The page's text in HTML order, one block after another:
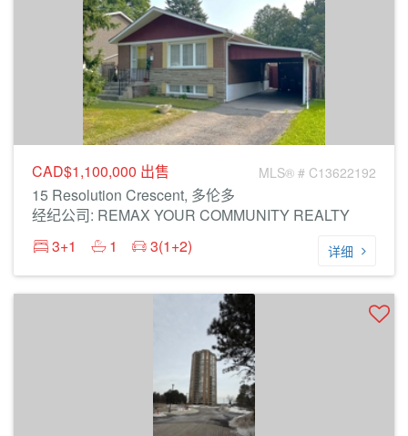
CAD$1,100,000 出售 MLS® # C13622192
15 Resolution Crescent, 多伦多
经纪公司: REMAX YOUR COMMUNITY REALTY
3+1
1 3(1+2) 详细